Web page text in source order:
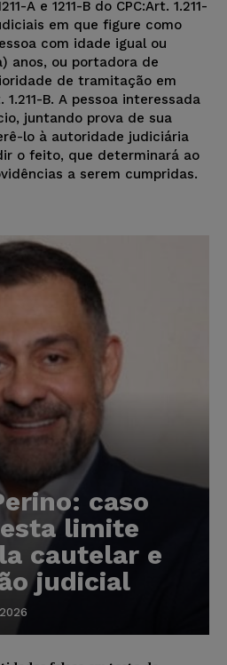
A e 1211-B do CPC:Art. 1.211-
em que figure como
com idade igual ou
anos, ou portadora de
de tramitação em
B. A pessoa interessada
juntando prova de sua
lo à autoridade judiciária
o feito, que determinará ao
a serem cumpridas.
caso
limite
cautelar e
judicial